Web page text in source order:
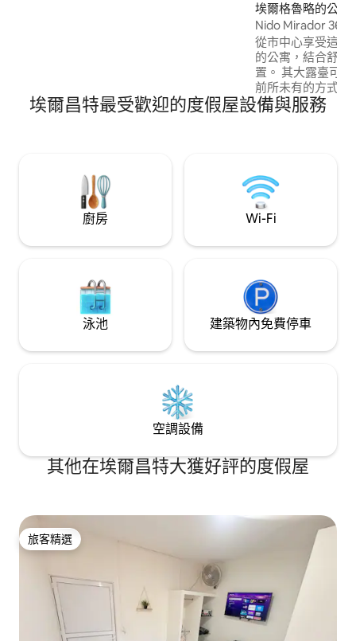
埃爾格魯略的公寓
Nido Mirador 360
從市中心享受這座城
的公寓，結合舒適
置。 其大露臺可欣賞360度景觀，讓您以
前所未有的方式沉
心、戶外工作或分享難
市的心臟地帶體驗
精。
埃爾昌特最受歡迎的度假屋設備與服務
廚房 Wi-Fi
泳池 建築物內免費停車
空調設備
其他在埃爾昌特大獲好評的度假屋
旅客精選
旅客精選